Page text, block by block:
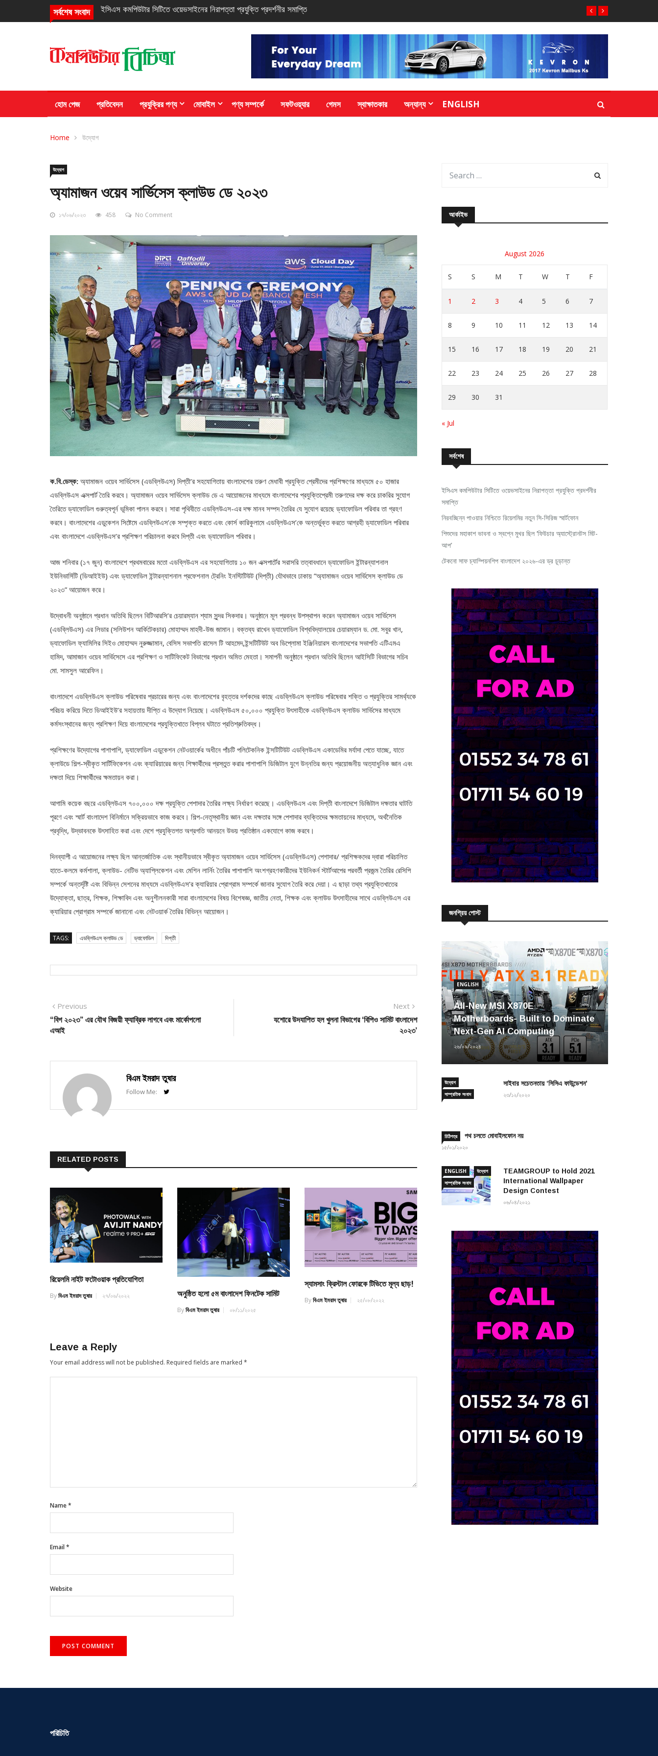
সর্বশেষ সংবাদ নিরবচ্ছিন্ন পাওয়ার নিশ্চিতে রিয়েলমির নতুন সি-সিরিজ স্মার্টফোন
হোম পেজ প্রতিবেদন প্রযুক্রির পণ্য মোবাইল পণ্য সম্পর্কে সফটওয়্যার গেমস স্বাক্ষাতকার অন্যান্য ENGLISH
Home উদ্যোগ
উদ্যোগ
অ্যামাজন ওয়েব সার্ভিসেস ক্লাউড ডে ২০২৩
১৭/০৬/২০২৩ 458 No Comment
ক.বি.ডেস্ক:অ্যামাজন ওয়েব সার্ভিসেস (এডব্লিউএস) দিপ্তী’র সহযোগিতায় বাংলাদেশের তরুণ মেধাবী প্রযুক্তি প্রেমীদের প্রশিক্ষণের মাধ্যমে ৫০ হাজার
এডব্লিউএস এক্সপার্ট তৈরি করবে। অ্যামাজন ওয়েব সার্ভিসেস ক্লাউড ডে এ আয়োজনের মাধ্যমে বাংলাদেশের প্রযুক্তিপ্রেমী তরুণদের দক্ষ করে চাকরির সুযোগ
তৈরিতে ড্যাফোডিল গুরুত্বপূর্ন ভূমিকা পালন করবে। সারা পৃথিবীতে এডব্লিউএস-এর দক্ষ মানব সম্পদ তৈরির যে সুযোগ রয়েছে ড্যাফোডিল পরিবার তা গ্রহণ
করবে। বাংলাদেশের এডুকেশন সিষ্টেমে এডব্লিউএস’কে সম্পৃক্ত করতে এবং কোর্স কারিকুলামে এডব্লিউএস’কে অন্তর্ভুক্ত করতে আগ্রহী ড্যাফোডিল পরিবার
এবং বাংলাদেশে এডব্লিউএস’র প্রশিক্ষণ পরিচালনা করবে দিপ্তী এবং ড্যাফোডিল পরিবার।
আজ শনিবার (১৭ জুন) বাংলাদেশে প্রথমবারের মতো এডব্লিউএস এর সহযোগিতায় ১০ জন এক্সপার্টের সরাসরি তত্বাবধানে ড্যাফোডিল ইন্টারন্যাশনাল
ইউনিভার্সিটি (ডিআইইউ) এবং ড্যাফোডিল ইন্টারন্যাশনাল প্রফেশনাল ট্রেনিং ইনস্টিটিউট (দিপ্তী) যৌথভাবে ঢাকায় ”অ্যামাজন ওয়েব সার্ভিসেস ক্লাউড ডে
২০২৩” আয়োজন করে।
উদ্বোধনী অনুষ্ঠানে প্রধান অতিথি ছিলেন বিটিআরসি’র চেয়ারম্যান শ্যাম সুন্দর সিকদার। অনুষ্ঠানে মূল প্রবন্ধ উপস্থাপন করেন অ্যামাজন ওয়েব সার্ভিসেস
(এডব্লিউএস) এর লিডার (সলিউশন আর্কিটেকচার) মোহাম্মদ মাহদী-উজ জামান। বক্তব্য রাখেন ড্যাফোডিল বিশ্ববিদ্যালয়ের চেয়ারম্যান ড. মো. সবুর খান,
ড্যাফোডিল ফ্যামিলির সিইও মোহাম্মদ নুরুজ্জামান, বেসিস সভাপতি রাসেল টি আহমেদ,ইন্সটিটিউট অব ডিপ্লোমা ইঞ্জিনিয়ারস বাংলাদেশের সভাপতি এটিএমএ
হামিদ, আমাজান ওয়েব সার্ভিসেসে এর প্রশিক্ষণ ও সাটিফিকেট বিভাগের প্রধান অমিত মেহতা। সমাপনী অনুষ্ঠানে প্রধান অতিথি ছিলেন আইসিটি বিভাগের সচিব
মো. সামসুল আরেফিন।
বাংলাদেশে এডব্লিউএস ক্লাউড পরিষেবার প্রচারের জন্য এবং বাংলাদেশের বৃহত্তর দর্শকদের কাছে এডব্লিউএস ক্লাউড পরিষেবার শক্তি ও প্রযুক্তির সামর্থ্যকে
পরিচয় করিয়ে দিতে ডিআইইউ’র সহায়তায় দীপ্তি এ উদ্যোগ নিয়েছে। এডব্লিউএস ৫০,০০০ প্রযুক্তি উৎসাহীকে এডব্লিউএস ক্লাউড সার্ভিসের মাধ্যমে
কর্মসংস্থানের জন্য প্রশিক্ষণ দিয়ে বাংলাদেশের প্রযুক্তিখাতে বিপ্লব ঘটাতে প্রতিশ্রুতিবদ্ধ।
প্রশিক্ষণের উদ্যোগের পাশাপাশি, ড্যাফোডিল এডুকেশন নেটওয়ার্কের অধীনে পাঁচটি পলিটেকনিক ইন্সটিটিউট এডব্লিউএস একাডেমির মর্যাদা পেতে যাচ্ছে, যাতে
ক্লাউডে শিল্প-স্বীকৃত সার্টিফিকেশন এবং ক্যারিয়ারের জন্য শিক্ষার্থীদের প্রস্তুত করার পাশাপাশি ডিজিটাল যুগে উন্নতির জন্য প্রয়োজনীয় অত্যাধুনিক জ্ঞান এবং
দক্ষতা দিয়ে শিক্ষার্থীদের ক্ষমতায়ন করা।
আগামি কয়েক বছরে এডব্লিউএস ৭০০,০০০ দক্ষ প্রযুক্তি পেশাদার তৈরির লক্ষ্য নির্ধারণ করেছে। এডব্লিউএস এবং দিপ্তী বাংলাদেশে ডিজিটাল দক্ষতার ঘাটতি
পূরণে এবং স্মার্ট বাংলাদেশ বিনির্মানে সক্রিয়ভাবে কাজ করবে। শিল্প-নেতৃস্থানীয় জ্ঞান এবং দক্ষতার সঙ্গে পেশাদার ব্যক্তিদের ক্ষমতায়নের মাধ্যমে, অর্থনৈতিক
প্রবৃদ্ধি, উদ্ভাবনকে উৎসাহিত করা এবং দেশে প্রযুক্তিগত অগ্রগতি আনয়নে উভয় প্রতিষ্ঠান একযোগে কাজ করবে।
দিনব্যাপী এ আয়োজনের লক্ষ্য ছিল আন্তর্জাতিক এবং স্থানীয়ভাবে স্বীকৃত অ্যামাজন ওয়েব সার্ভিসেস (এডব্লিউএস) পেশাদার/ প্রশিক্ষকদের দ্বারা পরিচালিত
হাতে-কলমে কর্মশালা, ক্লাউড- নেটিভ অ্যাপ্লিকেশন এবং মেশিন লার্নিং তৈরির পাশাপাশি অংশগ্রহণকারীদের ইউনিকর্ন স্টার্টআপের পরবর্তী প্রজন্ম তৈরির রেসিপি
সম্পর্কে অন্তর্দৃষ্টি এবং বিভিন্ন সেশনের মাধ্যমে এডব্লিউএস’র ক্যারিয়ার প্রোগ্রাম সম্পর্কে জানার সুযোগ তৈরি করে দেয়া। এ ছাড়া তথ্য প্রযুক্তিখাতের
উদ্যোক্তা, ছাত্র, শিক্ষক, শিক্ষাবিদ এবং অনুশীলনকারী সারা বাংলাদেশের বিষয় বিশেষজ্ঞ, জাতীয় নেতা, শিক্ষক এবং ক্লাউড উৎসাহীদের সাথে এডব্লিউএস এর
ক্যারিয়ার প্রোগ্রাম সম্পর্কে জানানো এবং নেটওয়ার্ক তৈরির বিভিন্ন আয়োজন।
TAGS: এডব্লিউএস ক্লাউড ডে ড্যাফোডিল দিপ্তী
Post
navigation
Previous
post:
“বিগ ২০২৩” এর যৌথ বিজয়ী ফ্যাব্রিক লাগবে এবং মার্কোপলো
এআই
Next
post:
যশোরে উদযাপিত হল খুলনা বিভাগের ‘বিপিও সামিট বাংলাদেশ
২০২৩’
বিএম ইমরাদ তুষার
Follow Me:
RELATED POSTS
রিয়েলমি নাইট ফটোওয়াক প্রতিযোগিতা
Byবিএম ইমরাদ তুষার ২৭/০৬/২০২২
অনুষ্ঠিত হলো ৫ম বাংলাদেশ ফিনটেক সামিট
Byবিএম ইমরাদ তুষার ০৮/১১/২০২৫
স্যামসাং ক্রিস্টাল ফোরকে টিভিতে মূল্য ছাড়!
Byবিএম ইমরাদ তুষার ২৫/০৮/২০২২
Leave a Reply
Your email address will not be published. Required fields are marked*
Name*
Email*
Website
আর্কাইভ
August 2026
S S M T W T F
1 2 3 4 5 6 7
8 9 10 11 12 13 14
15 16 17 18 19 20 21
22 23 24 25 26 27 28
29 30 31
« Jul
সর্বশেষ
ইসিএস কমপিউটার সিটিতে ওয়েভসাইনের নিরাপত্তা প্রযুক্তি প্রদর্শনীর
সমাপ্তি
নিরবচ্ছিন্ন পাওয়ার নিশ্চিতে রিয়েলমির নতুন সি-সিরিজ স্মার্টফোন
শিশুদের মহাকাশ ভাবনা ও স্বপ্নে মুখর ছিল ‘ফিউচার অ্যাস্ট্রোনটস মিট-
আপ’
টেকনো সাফ চ্যাম্পিয়নশিপ বাংলাদেশ ২০২৬-এর ড্র চূড়ান্ত
জনপ্রিয় পোস্ট
ENGLISH
All-New MSI X870E
Motherboards- Built to Dominate
Next-Gen AI Computing
২৬/০৯/২০২৪
উদ্যোগ
সাম্প্রতিক সংবাদ
সাইবার সচেতনতায় ‘সিসিএ ফাউন্ডেশন’
২৩/১২/২০২০
চিঠিপত্র পথ চলতে মোবাইলফোন নয়
১৫/০১/২০২০
ENGLISH
উদ্যোগ
সাম্প্রতিক সংবাদ
TEAMGROUP to Hold 2021
International Wallpaper
Design Contest
০৬/০৪/২০২১
পরিচিতি